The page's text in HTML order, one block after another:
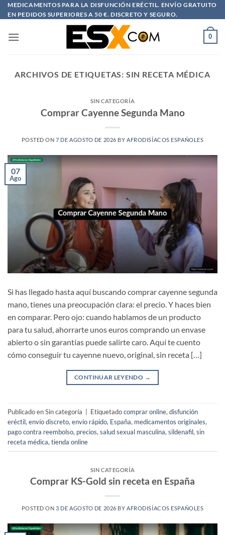
Saltar
al
MEDICAMENTOS PARA LA DISFUNCIÓN ERÉCTIL. ENVÍO GRATUITO
EN PEDIDOS SUPERIORES A 50 €. DISCRETO Y SEGURO.
0
ARCHIVOS DE ETIQUETAS: SIN RECETA MÉDICA
SIN CATEGORÍA
Comprar Cayenne Segunda Mano
POSTED ON7 DE AGOSTO DE 2026 BY AFRODISÍACOS ESPAÑOLES
07
Ago
Si has llegado hasta aquí buscando comprar cayenne segunda
mano, tienes una preocupación clara: el precio. Y haces bien
en comparar. Pero ojo: cuando hablamos de un producto
para tu salud, ahorrarte unos euros comprando un envase
abierto o sin garantías puede salirte caro. Aquí te cuento
cómo conseguir tu cayenne nuevo, original, sin receta […]
CONTINUAR LEYENDO →
Publicado en Sin categoría Etiquetadocomprar online,disfunción
eréctil,envío discreto,envío rápido, España, medicamentos originales,
pago contra reembolso, precios,salud sexual masculina,sildenafil,sin
receta médica,tienda online
SIN CATEGORÍA
Comprar KS-Gold sin receta en España
POSTED ON3 DE AGOSTO DE 2026 BYAFRODISÍACOS ESPAÑOLES